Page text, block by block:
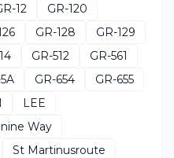
12
GR-120
GR-128
GR-129
GR-512
GR-561
GR-654
GR-655
LEE
Way
St Martinusroute